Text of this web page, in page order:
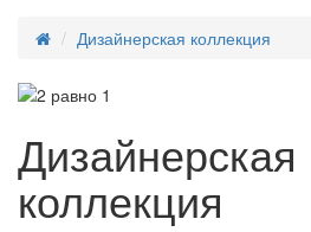
Дизайнерская коллекция
Дизайнерская
коллекция